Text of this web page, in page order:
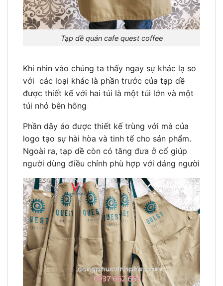
Tạp dề quán cafe quest coffee
Khi nhìn vào chúng ta thấy ngay sự khác lạ so
với các loại khác là phần trước của tạp dề
được thiết kế với hai túi là một túi lớn và một
túi nhỏ bên hông
Phần dây áo được thiết kế trùng với mà của
logo tạo sự hài hòa và tinh tế cho sản phẩm.
Ngoài ra, tạp dề còn có tăng đưa ở cổ giúp
người dùng điều chỉnh phù hợp với dáng người